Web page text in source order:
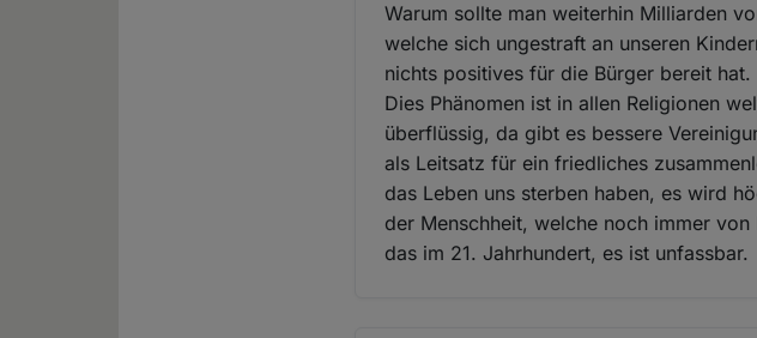
Warum sollte man weiterhin Milliarden
welche sich ungestraft an unseren
nichts positives für die Bürger bereit hat.
Dies Phänomen ist in allen Religionen
überflüssig, da gibt es bessere
als Leitsatz für ein friedliches
das Leben uns sterben haben, es wird
der Menschheit, welche noch immer
das im 21. Jahrhundert, es ist unfassbar.